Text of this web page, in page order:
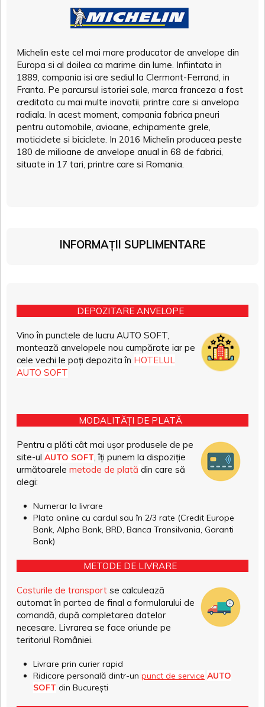
Michelin este cel mai mare producator de anvelope din
Europa si al doilea ca marime din lume. Infiintata in
1889, compania isi are sediul la Clermont-Ferrand, in
Franta. Pe parcursul istoriei sale, marca franceza a fost
creditata cu mai multe inovatii, printre care si anvelopa
radiala. In acest moment, compania fabrica pneuri
pentru automobile, avioane, echipamente grele,
moticiclete si biciclete. In 2016 Michelin producea peste
180 de milioane de anvelope anual in 68 de fabrici,
situate in 17 tari, printre care si Romania.
INFORMAȚII SUPLIMENTARE
DEPOZITARE ANVELOPE
Vino în punctele de lucru AUTO SOFT,
montează anvelopele nou cumpărate iar pe
cele vechi le poți depozita în HOTELUL
AUTO SOFT
MODALITĂȚI DE PLATĂ
Pentru a plăti cât mai ușor produsele de pe
site-ul AUTO SOFT , îți punem la dispoziție
următoarele metode de plată din care să
alegi:
Numerar la livrare
Plata online cu cardul sau în 2/3 rate (Credit Europe
Bank, Alpha Bank, BRD, Banca Transilvania, Garanti
Bank)
METODE DE LIVRARE
Costurile de transport se calculează
automat în partea de final a formularului de
comandă, după completarea datelor
necesare. Livrarea se face oriunde pe
teritoriul României.
Livrare prin curier rapid
Ridicare personală dintr-un punct de service AUTO
SOFT din București